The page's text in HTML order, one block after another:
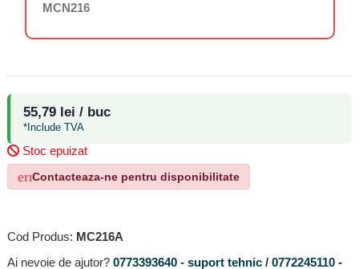
MCN216
55,79 lei / buc
*Include TVA
Stoc epuizat
error_outline
Contacteaza-ne pentru disponibilitate
Cod Produs: MC216A
Ai nevoie de ajutor? 0773393640 - suport tehnic / 0772245110 -